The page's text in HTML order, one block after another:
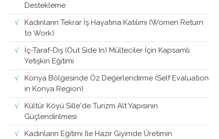
Destekleme
Kadınların Tekrar İş Hayatına Katılımı (Women Return
to Work)
İç-Taraf-Dış (Out Side In) Mülteciler İçin Kapsamlı
Yetişkin Eğitimi
Konya Bölgesinde Öz Değerlendirme (Self Evaluation
in Konya Region)
Kültür Köyü Sille'de Turizm Alt Yapısının
Güçlendirilmesi
Kadınların Eğitimi İle Hazır Giyimde Üretimin